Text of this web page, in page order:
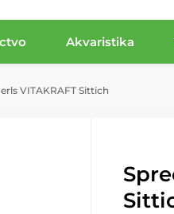
Akvaristika
VITAKRAFT Sittich